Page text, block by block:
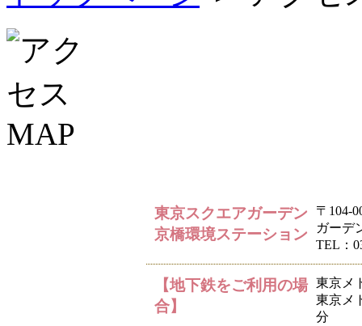
東京スクエアガーデン
京橋環境ステーション
〒104-
ガーデ
TEL：
【地下鉄をご利用の場
合】
東京メ
東京メ
分